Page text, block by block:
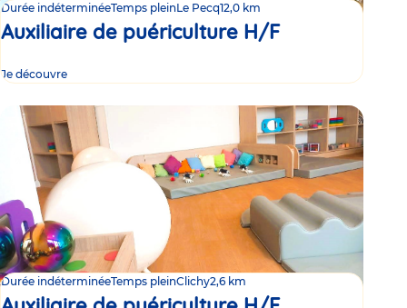
Durée indéterminéeTemps pleinLe Pecq12,0 km
Auxiliaire de puériculture H/F
Je découvre
Durée indéterminéeTemps pleinClichy2,6 km